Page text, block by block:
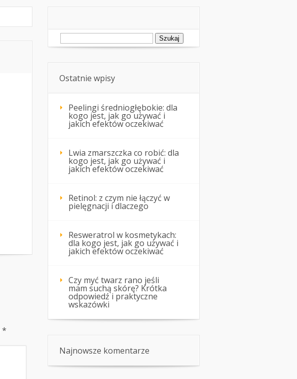
*
Szukaj:
Ostatnie wpisy
Peelingi średniogłębokie: dla
kogo jest, jak go używać i
jakich efektów oczekiwać
Lwia zmarszczka co robić: dla
kogo jest, jak go używać i
jakich efektów oczekiwać
Retinol: z czym nie łączyć w
pielęgnacji i dlaczego
Resweratrol w kosmetykach:
dla kogo jest, jak go używać i
jakich efektów oczekiwać
Czy myć twarz rano jeśli
mam suchą skórę? Krótka
odpowiedź i praktyczne
wskazówki
Najnowsze komentarze